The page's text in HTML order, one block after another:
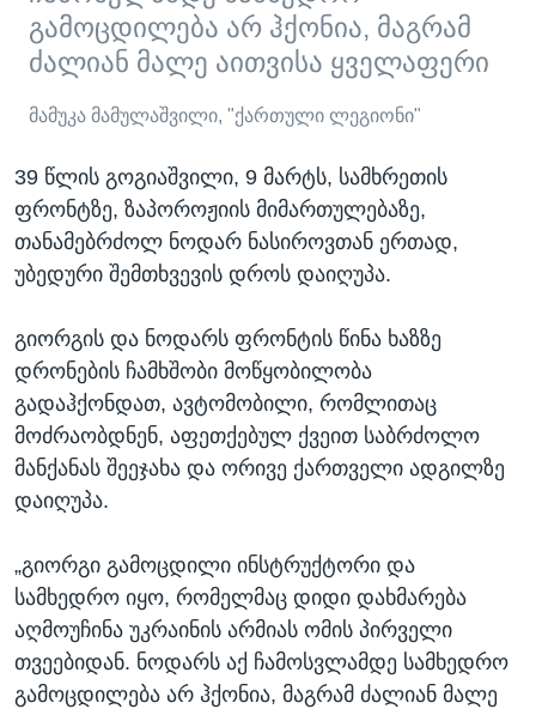
გამოცდილება არ ჰქონია, მაგრამ
ძალიან მალე აითვისა ყველაფერი
მამუკა მამულაშვილი, "ქართული ლეგიონი"
39 წლის გოგიაშვილი, 9 მარტს, სამხრეთის
ფრონტზე, ზაპოროჟიის მიმართულებაზე,
თანამებრძოლ ნოდარ ნასიროვთან ერთად,
უბედური შემთხვევის დროს დაიღუპა.
გიორგის და ნოდარს ფრონტის წინა ხაზზე
დრონების ჩამხშობი მოწყობილობა
გადაჰქონდათ, ავტომობილი, რომლითაც
მოძრაობდნენ, აფეთქებულ ქვეით საბრძოლო
მანქანას შეეჯახა და ორივე ქართველი ადგილზე
დაიღუპა.
„გიორგი გამოცდილი ინსტრუქტორი და
სამხედრო იყო, რომელმაც დიდი დახმარება
აღმოუჩინა უკრაინის არმიას ომის პირველი
თვეებიდან. ნოდარს აქ ჩამოსვლამდე სამხედრო
გამოცდილება არ ჰქონია, მაგრამ ძალიან მალე